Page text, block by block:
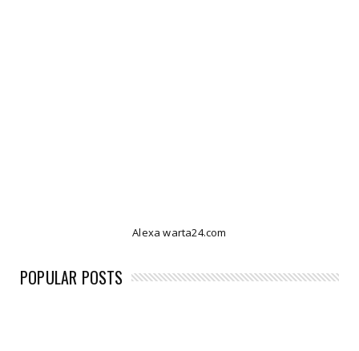
Alexa warta24.com
POPULAR POSTS